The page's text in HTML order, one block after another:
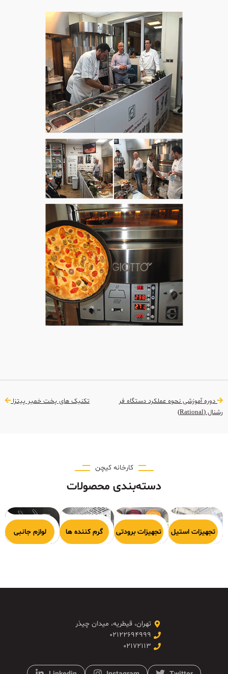
دوره آموزشی نحوه عملکرد دستگاه فر
رشنال (Rational)
تکنیک های پخت خمیر پیتزا
کارخانه کیچن
دسته‌بندی محصولات
پخت
تجهیزات استیل
تجهیزات برودتی گرم کننده ها لوازم جانبی
تهران، قیطریه، میدان چیذر
۰۲۱۲۲۶۹۴۹۹۹
۰۲۱۷۲۱۱۳